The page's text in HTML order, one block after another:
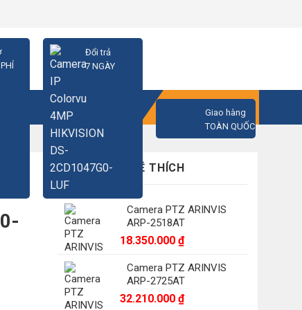
Đổi trả
7 NGÀY
Giao hàng
TOÀN QUỐC
GIỎ HÀNG
CÓ THỂ BẠN SẼ THÍCH
Camera PTZ ARINVIS
ARP-2518AT
18.350.000 ₫
Camera PTZ ARINVIS
ARP-2725AT
32.210.000 ₫